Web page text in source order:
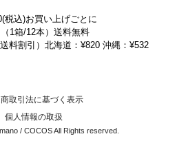
税込)お買い上げごとに
1箱/12本）送料無料
料割引）北海道：¥820 沖縄：¥532
取引法に基づく表示
個人情報の取扱
/ COCOS All Rights reserved.